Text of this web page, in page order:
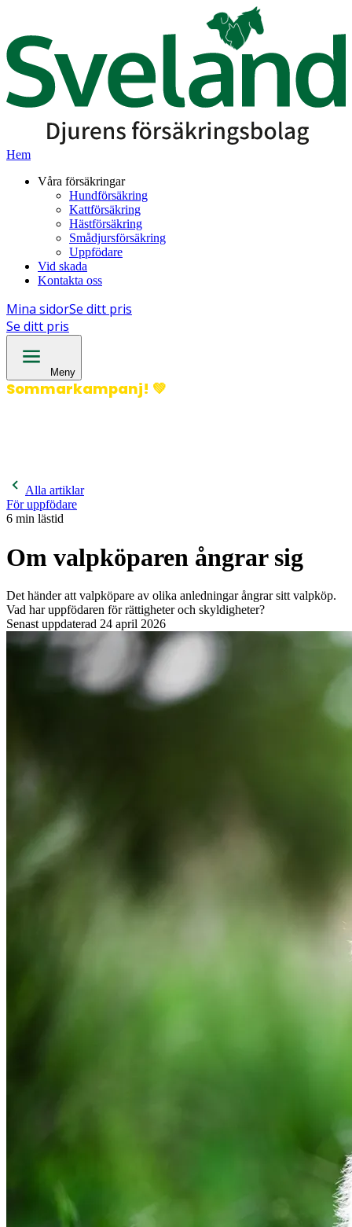
Hem
Våra försäkringar
Hundförsäkring
Kattförsäkring
Hästförsäkring
Smådjursförsäkring
Uppfödare
Vid skada
Kontakta oss
Mina sidorSe ditt pris
Se ditt pris
Meny
Sommarkampanj! 💚
Alla artiklar
För uppfödare
6 min lästid
Om valpköparen ångrar sig
Det händer att valpköpare av olika anledningar ångrar sitt valpköp.
Vad har uppfödaren för rättigheter och skyldigheter?
Senast uppdaterad 24 april 2026